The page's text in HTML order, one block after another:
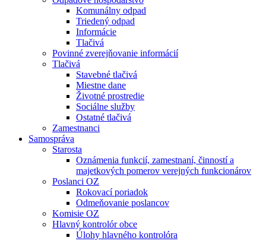
Komunálny odpad
Triedený odpad
Informácie
Tlačivá
Povinné zverejňovanie informácií
Tlačivá
Stavebné tlačivá
Miestne dane
Životné prostredie
Sociálne služby
Ostatné tlačivá
Zamestnanci
Samospráva
Starosta
Oznámenia funkcií, zamestnaní, činností a
majetkových pomerov verejných funkcionárov
Poslanci OZ
Rokovací poriadok
Odmeňovanie poslancov
Komisie OZ
Hlavný kontrolór obce
Úlohy hlavného kontrolóra